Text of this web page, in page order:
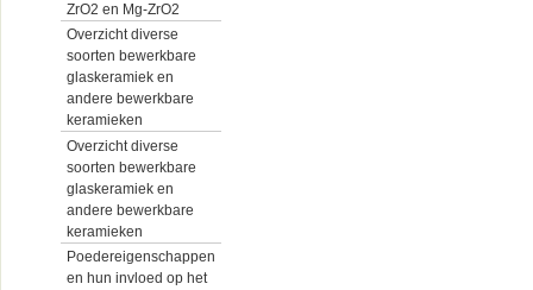
ZrO2 en Mg-ZrO2
Overzicht diverse
soorten bewerkbare
glaskeramiek en
andere bewerkbare
keramieken
Overzicht diverse
soorten bewerkbare
glaskeramiek en
andere bewerkbare
keramieken
Poedereigenschappen
en hun invloed op het